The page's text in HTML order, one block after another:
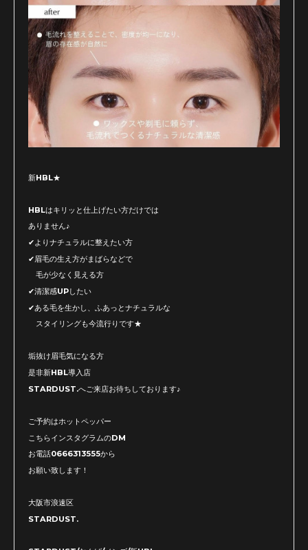
新HBL★
HBLはキリッと仕上げたい方だけでは
ありません♪
✔よりナチュラルに整えたい方
✔眉毛の生え方がまばらなどで
毛が少なく見える方
✔清潔感UPしたい
✔ある毛を生かし、ふあっとナチュラルな
スタイリングも今流行りです★
垢抜け眉毛気になる方
是非新HBL導入店
STARDUST.へご来店お待ちしております♪
ご予約はホットペッパー
こちらインスタグラムのDM
お電話0666313555から
お願い致します！
大阪市浪速区
STARDUST.